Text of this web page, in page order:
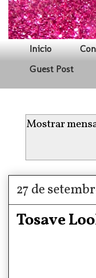
Inicio
Guest Post
Mostrar
27 de
Tosave